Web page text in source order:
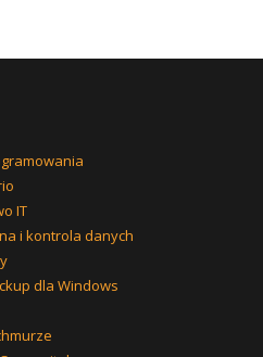
IT
i kontrola danych
dla Windows